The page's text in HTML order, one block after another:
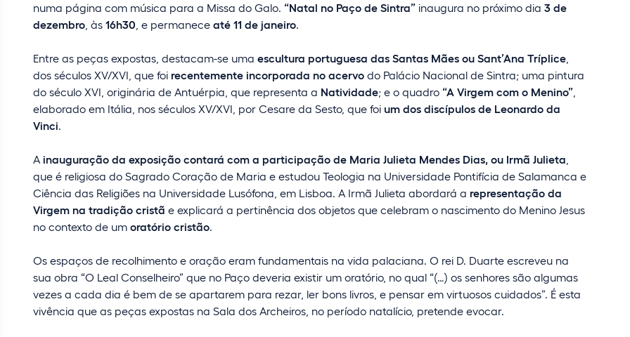
numa página com música para a Missa do Galo. “Natal no Paço de Sintra” inaugura no próximo dia 3 de
dezembro , às 16h30 , e permanece até 11 de janeiro.
Entre as peças expostas, destacam-se uma escultura portuguesa das Santas Mães ou Sant’Ana Tríplice
dos séculos XV/XVI, que foi recentemente incorporada no acervo do Palácio Nacional de Sintra; uma pintura
do século XVI, originária de Antuérpia, que representa a Natividade; e o quadro “A Virgem com o Menino”
elaborado em Itália, nos séculos XV/XVI, por Cesare da Sesto, que foi um dos discípulos de Leonardo da
Vinci.
A inauguração da exposição contará com a participação de Maria Julieta Mendes Dias, ou Irmã Julieta
que é religiosa do Sagrado Coração de Maria e estudou Teologia na Universidade Pontifícia de Salamanca e
Ciência das Religiões na Universidade Lusófona, em Lisboa. A Irmã Julieta abordará a representação da
Virgem na tradição cristã e explicará a pertinência dos objetos que celebram o nascimento do Menino Jesus
no contexto de um oratório cristão.
Os espaços de recolhimento e oração eram fundamentais na vida palaciana. O rei D. Duarte escreveu na
sua obra “O Leal Conselheiro” que no Paço deveria existir um oratório, no qual “(…) os senhores são algumas
vezes a cada dia é bem de se apartarem para rezar, ler bons livros, e pensar em virtuosos cuidados”. É esta
vivência que as peças expostas na Sala dos Archeiros, no período natalício, pretende evocar.